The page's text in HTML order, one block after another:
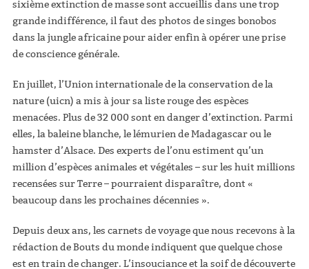
sixième extinction de masse sont accueillis dans une trop
grande indifférence, il faut des photos de singes bonobos
dans la jungle africaine pour aider enfin à opérer une prise
de conscience générale.
En juillet, l’Union internationale de la conservation de la
nature (uicn) a mis à jour sa liste rouge des espèces
menacées. Plus de 32 000 sont en danger d’extinction. Parmi
elles, la baleine blanche, le lémurien de Madagascar ou le
hamster d’Alsace. Des experts de l’onu estiment qu’un
million d’espèces animales et végétales – sur les huit millions
recensées sur Terre – pourraient disparaître, dont «
beaucoup dans les prochaines décennies ».
Depuis deux ans, les carnets de voyage que nous recevons à la
rédaction de Bouts du monde indiquent que quelque chose
est en train de changer. L’insouciance et la soif de découverte